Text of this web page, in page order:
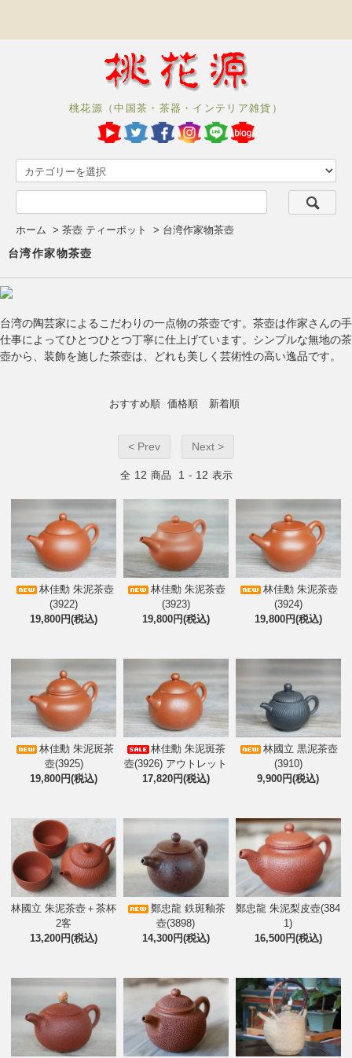
桃花源（中国茶・茶器・インテリア雑貨）
ホーム > 茶壺 ティーポット > 台湾作家物茶壺
台湾作家物茶壺
台湾の陶芸家によるこだわりの一点物の茶壺です。茶壺は作家さんの手
仕事によってひとつひとつ丁寧に仕上げています。シンプルな無地の茶
壺から、装飾を施した茶壺は、どれも美しく芸術性の高い逸品です。
おすすめ順 価格順 新着順
< Prev Next >
全 12 商品 1 - 12 表示
林佳勳 朱泥茶壺
(3922)
19,800円(税込)
林佳勳 朱泥茶壺
(3923)
19,800円(税込)
林佳勳 朱泥茶壺
(3924)
19,800円(税込)
林佳勳 朱泥斑茶
壺(3925)
19,800円(税込)
林佳勳 朱泥斑茶
壺(3926) アウトレット
17,820円(税込)
林國立 黒泥茶壺
(3910)
9,900円(税込)
林國立 朱泥茶壺＋茶杯
2客
13,200円(税込)
鄭忠龍 鉄斑釉茶
壺(3898)
14,300円(税込)
鄭忠龍 朱泥梨皮壺(384
1)
16,500円(税込)